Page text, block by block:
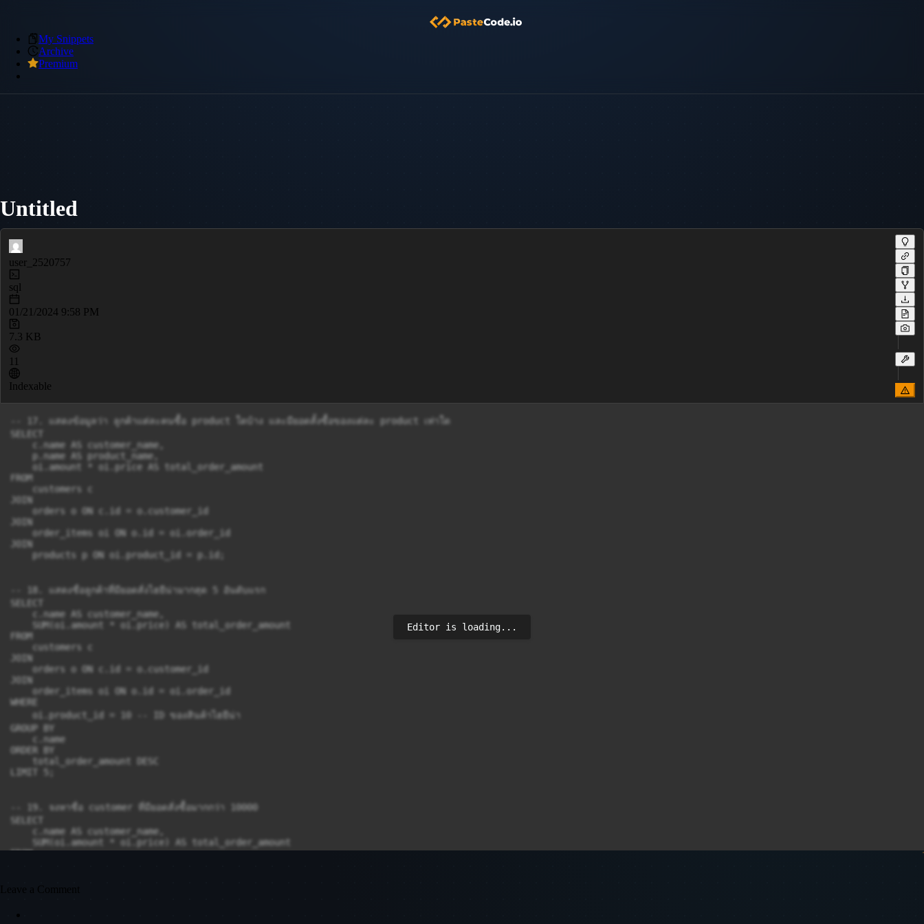
My Snippets
Archive
Premium
Untitled
user_2520757
sql
01/21/2024 9:58 PM
7.3 KB
11
Indexable
-- 17. แสดงข้อมูลว่า ลูกค้าแต่ละคนซื้อ product ใดบ้าง และมียอดสั้งซื้อของแต่ละ product เท่าใด
SELECT
    c.name AS customer_name,
    p.name AS product_name,
    oi.amount * oi.price AS total_order_amount
FROM
    customers c
JOIN
    orders o ON c.id = o.customer_id
JOIN
    order_items oi ON o.id = oi.order_id
JOIN
    products p ON oi.product_id = p.id;
-- 18. แสดงชื่อลูกค้าที่มียอดสั่งไฮยีน่ามากสุด 5 อันดับแรก
SELECT
    c.name AS customer_name,
    SUM(oi.amount * oi.price) AS total_order_amount
FROM
    customers c
JOIN
    orders o ON c.id = o.customer_id
JOIN
    order_items oi ON o.id = oi.order_id
WHERE
    oi.product_id = 10 -- ID ของสินค้าไฮยีน่า
GROUP BY
    c.name
ORDER BY
    total_order_amount DESC
LIMIT 5;
-- 19. จงหาชื่อ customer ที่มียอดสั่งซื้อมากกว่า 10000
SELECT
    c.name AS customer_name,
    SUM(oi.amount * oi.price) AS total_order_amount
FROM
    orders o ON c.id = o.customer_id
Editor is loading...